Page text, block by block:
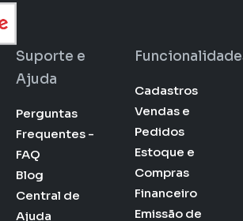
Suporte e
Ajuda
Perguntas
Frequentes -
FAQ
Blog
Central de
Ajuda
Cadastros
Vendas e
Pedidos
Estoque e
Compras
Financeiro
Emissão de